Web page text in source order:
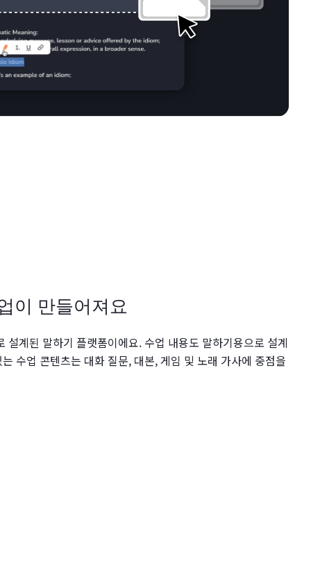
이 만들어져요
계된 말하기 플랫폼이에요. 수업 내용도 말하기용으로 설계
수업 콘텐츠는 대화 질문, 대본, 게임 및 노래 가사에 중점을